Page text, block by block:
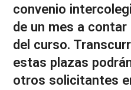
convenio
de un mes a
del curso.
estas plazas
otros solicitantes